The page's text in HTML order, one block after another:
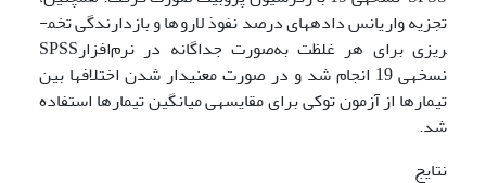
تجزیه واریانس داده­های درصد نفوذ لاروها و بازدارندگی تخم­
ریزی برای هر غلظت به‌صورت جداگانه در نرم‌افزارSPSS
نسخه­ی 19 انجام شد و در صورت معنی­دار شدن اختلاف­ها بین
تیمارها از آزمون توکی برای مقایسه­ی میانگین تیمارها استفاده
شد.
نتایج